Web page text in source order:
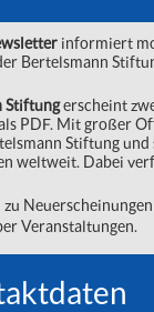
informiert
Bertelsmann
Stiftungerscheint
PDF. Mit großer
Stiftung und
weltweit. Dabei
Veranstaltungen.